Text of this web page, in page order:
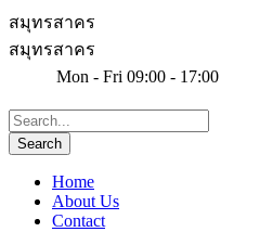
สมุทรสาคร
สมุทรสาคร
Mon - Fri 09:00 - 17:00
Home
About Us
Contact